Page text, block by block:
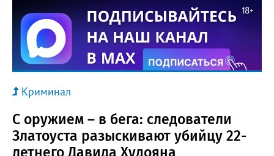
Криминал
С оружием – в бега: следователи
Златоуста разыскивают убийцу 22-
летнего Давида Худояна